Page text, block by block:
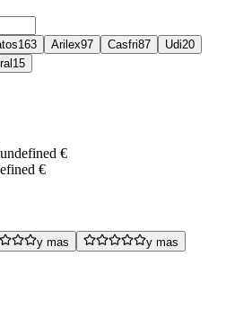
163 Arilex97 Casfri87 Udi20
15
€
€
y mas
y mas